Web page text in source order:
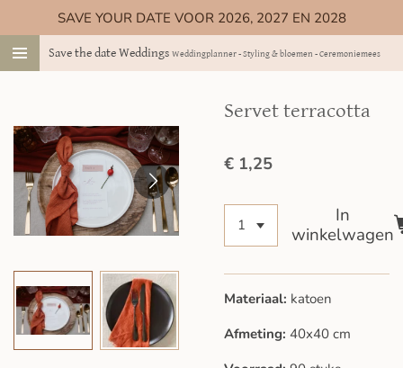
direct
naar
Save the date Weddings Weddingplanner - Styling & bloemen - Ceremoniemeester
SAVE YOUR DATE VOOR 2026, 2027 EN 2028
Servet terracotta
€ 1,25
In
winkelwagen
Materiaal: katoen
Afmeting: 40x40 cm